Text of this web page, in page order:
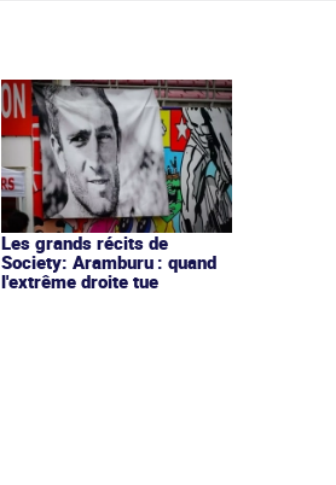
Les grands récits de
Society: Aramburu : quand
l'extrême droite tue